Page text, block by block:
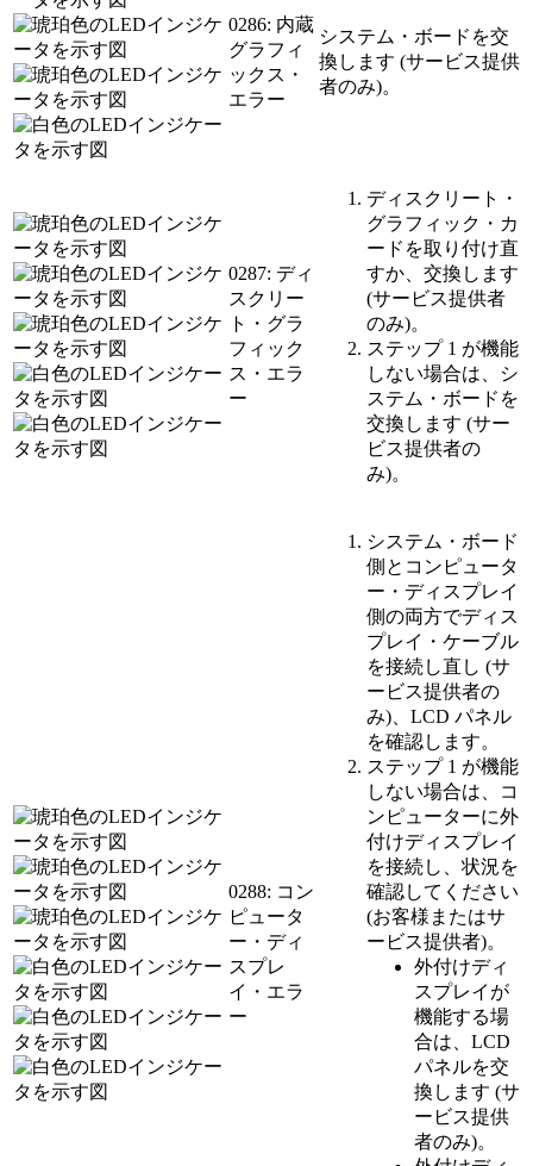
0286: 内蔵
グラフィ
ックス・
エラー
システム・ボードを交
換します (サービス提供
者のみ)。
0287: ディ
スクリー
ト・グラ
フィック
ス・エラ
ー
ディスクリート・
グラフィック・カ
ードを取り付け直
すか、交換します
(サービス提供者
のみ)。
ステップ 1 が機能
しない場合は、シ
ステム・ボードを
交換します (サー
ビス提供者の
み)。
0288: コン
ピュータ
ー・ディ
スプレ
イ・エラ
ー
システム・ボード
側とコンピュータ
ー・ディスプレイ
側の両方でディス
プレイ・ケーブル
を接続し直し (サ
ービス提供者の
み)、LCD パネル
を確認します。
ステップ 1 が機能
しない場合は、コ
ンピューターに外
付けディスプレイ
を接続し、状況を
確認してください
(お客様またはサ
ービス提供者)。
外付けディ
スプレイが
機能する場
合は、LCD
パネルを交
換します (サ
ービス提供
者のみ)。